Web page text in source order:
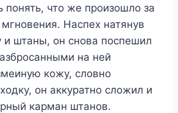
понять, что же произошло за
Наспех натянув
и штаны, он снова поспешил
на ней
кожу, словно
он аккуратно сложил и
карман штанов.